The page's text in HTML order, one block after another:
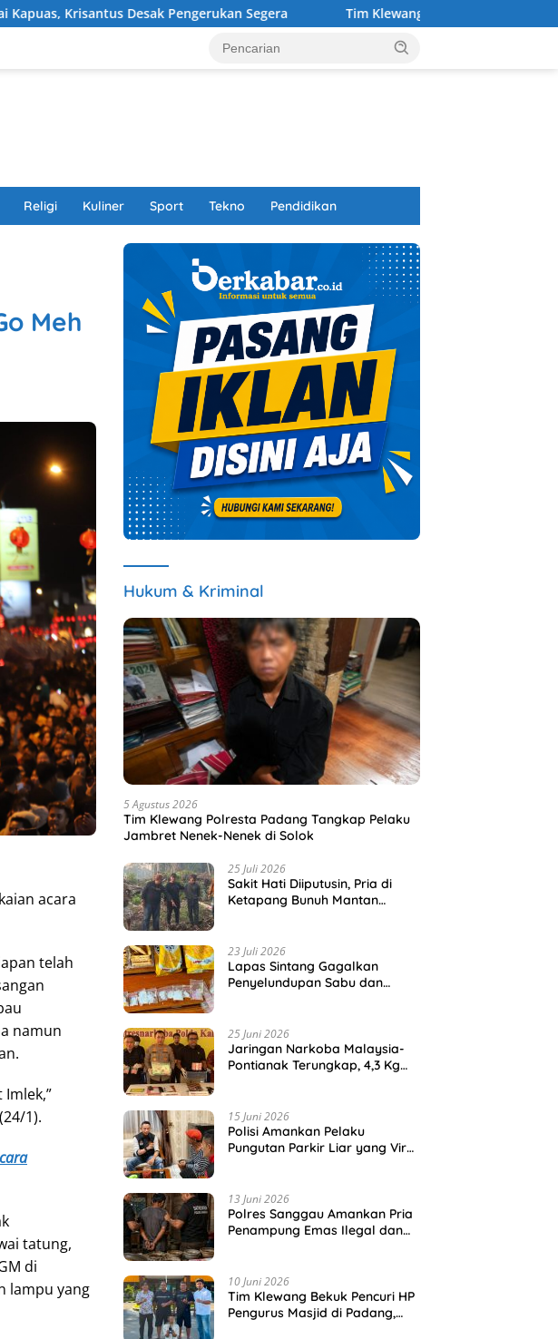
Desak Pengerukan Segera Tim Klewang Polresta Padang Tangkap Pelaku
Religi Kuliner Sport Tekno Pendidikan
Meh
acara
telah
namun
1).
tatung,
di
lampu yang
Hukum & Kriminal
5 Agustus 2026
Tim Klewang Polresta Padang Tangkap Pelaku
Jambret Nenek-Nenek di Solok
25 Juli 2026
Sakit Hati Diiputusin, Pria di
Ketapang Bunuh Mantan
23 Juli 2026
Lapas Sintang Gagalkan
Penyelundupan Sabu dan
25 Juni 2026
Jaringan Narkoba Malaysia-
Pontianak Terungkap, 4,3 Kg
15 Juni 2026
Polisi Amankan Pelaku
Pungutan Parkir Liar yang Viral
13 Juni 2026
Polres Sanggau Amankan Pria
Penampung Emas Ilegal dan
10 Juni 2026
Tim Klewang Bekuk Pencuri HP
Pengurus Masjid di Padang,